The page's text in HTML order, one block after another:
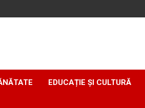
EDUCAȚIE ȘI CULTURĂ